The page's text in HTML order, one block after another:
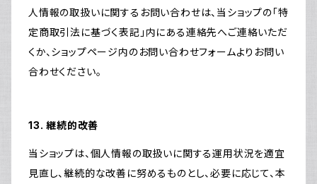
人情報の取扱いに関するお問い合わせは、当ショップの「特
定商取引法に基づく表記」内にある連絡先へご連絡いただ
くか、ショップページ内のお問い合わせフォームよりお問い
合わせください。
13. 継続的改善
当ショップは、個人情報の取扱いに関する運用状況を適宜
見直し、継続的な改善に努めるものとし、必要に応じて、本